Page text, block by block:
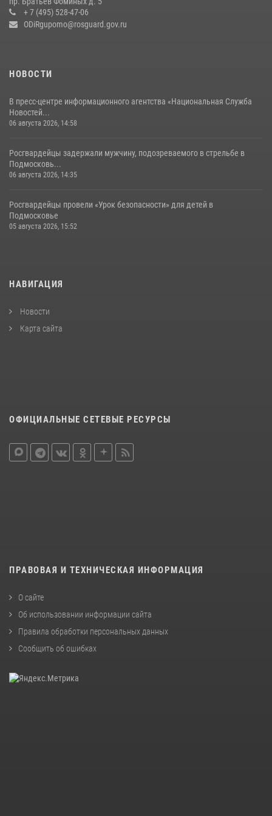
14 июля 2026, 15:13
+ 7 (495) 528-47-06
ODiRgupomo@rosguard.gov.ru
НОВОСТИ
В пресс-центре информационного агентства «Национальная Служба
Новостей...
06 августа 2026, 14:58
Росгвардейцы задержали мужчину, подозреваемого в стрельбе в
Подмосковь...
06 августа 2026, 14:35
Росгвардейцы провели «Урок безопасности» для детей в
Подмосковье
05 августа 2026, 15:52
НАВИГАЦИЯ
Новости
Карта сайта
ОФИЦИАЛЬНЫЕ СЕТЕВЫЕ РЕСУРСЫ
ПРАВОВАЯ И ТЕХНИЧЕСКАЯ ИНФОРМАЦИЯ
О сайте
Об использовании информации сайта
Правила обработки персональных данных
Сообщить об ошибках